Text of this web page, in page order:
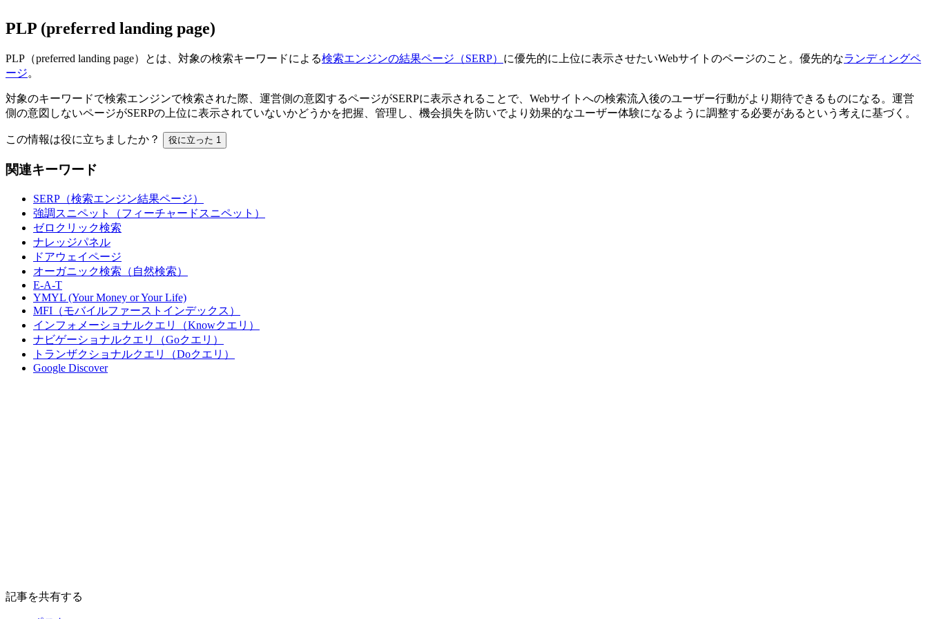
PLP (preferred landing page)
PLP（preferred landing page）とは、対象の検索キーワードによる検索エンジンの結果ページ（SERP） に優先的に上位に表示させたいWebサイトのページのこと。優先的なランディングペ
ージ。
対象のキーワードで検索エンジンで検索された際、運営側の意図するページがSERPに表示されることで、Webサイトへの検索流入後のユーザー行動がより期待できるものになる。運営
側の意図しないページがSERPの上位に表示されていないかどうかを把握、管理し、機会損失を防いでより効果的なユーザー体験になるように調整する必要があるという考えに基づく。
この情報は役に立ちましたか？ 役に立った 1
関連キーワード
SERP（検索エンジン結果ページ）
強調スニペット（フィーチャードスニペット）
ゼロクリック検索
ナレッジパネル
ドアウェイページ
オーガニック検索（自然検索）
E-A-T
YMYL (Your Money or Your Life)
MFI（モバイルファーストインデックス）
インフォメーショナルクエリ（Knowクエリ）
ナビゲーショナルクエリ（Goクエリ）
トランザクショナルクエリ（Doクエリ）
Google Discover
記事を共有する